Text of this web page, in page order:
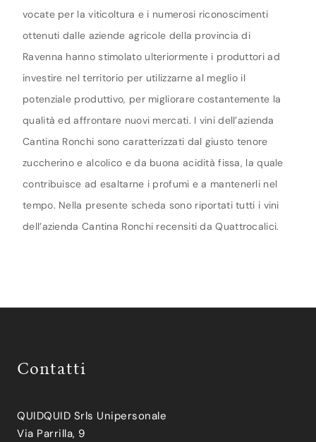
vocate per la viticoltura e i numerosi riconoscimenti
ottenuti dalle aziende agricole della provincia di
Ravenna hanno stimolato ulteriormente i produttori ad
investire nel territorio per utilizzarne al meglio il
potenziale produttivo, per migliorare costantemente la
qualità ed affrontare nuovi mercati. I vini dell’azienda
Cantina Ronchi sono caratterizzati dal giusto tenore
zuccherino e alcolico e da buona acidità fissa, la quale
contribuisce ad esaltarne i profumi e a mantenerli nel
tempo. Nella presente scheda sono riportati tutti i vini
dell’azienda Cantina Ronchi recensiti da Quattrocalici.
Contatti
QUIDQUID Srls Unipersonale
Via Parrilla, 9